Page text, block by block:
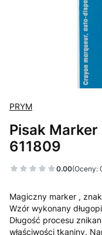
PRYM
Pisak
611809
0.00(Oceny:
Magiczny marker ,
Wzór wykonany
Długość procesu
właściwości tkaniny.